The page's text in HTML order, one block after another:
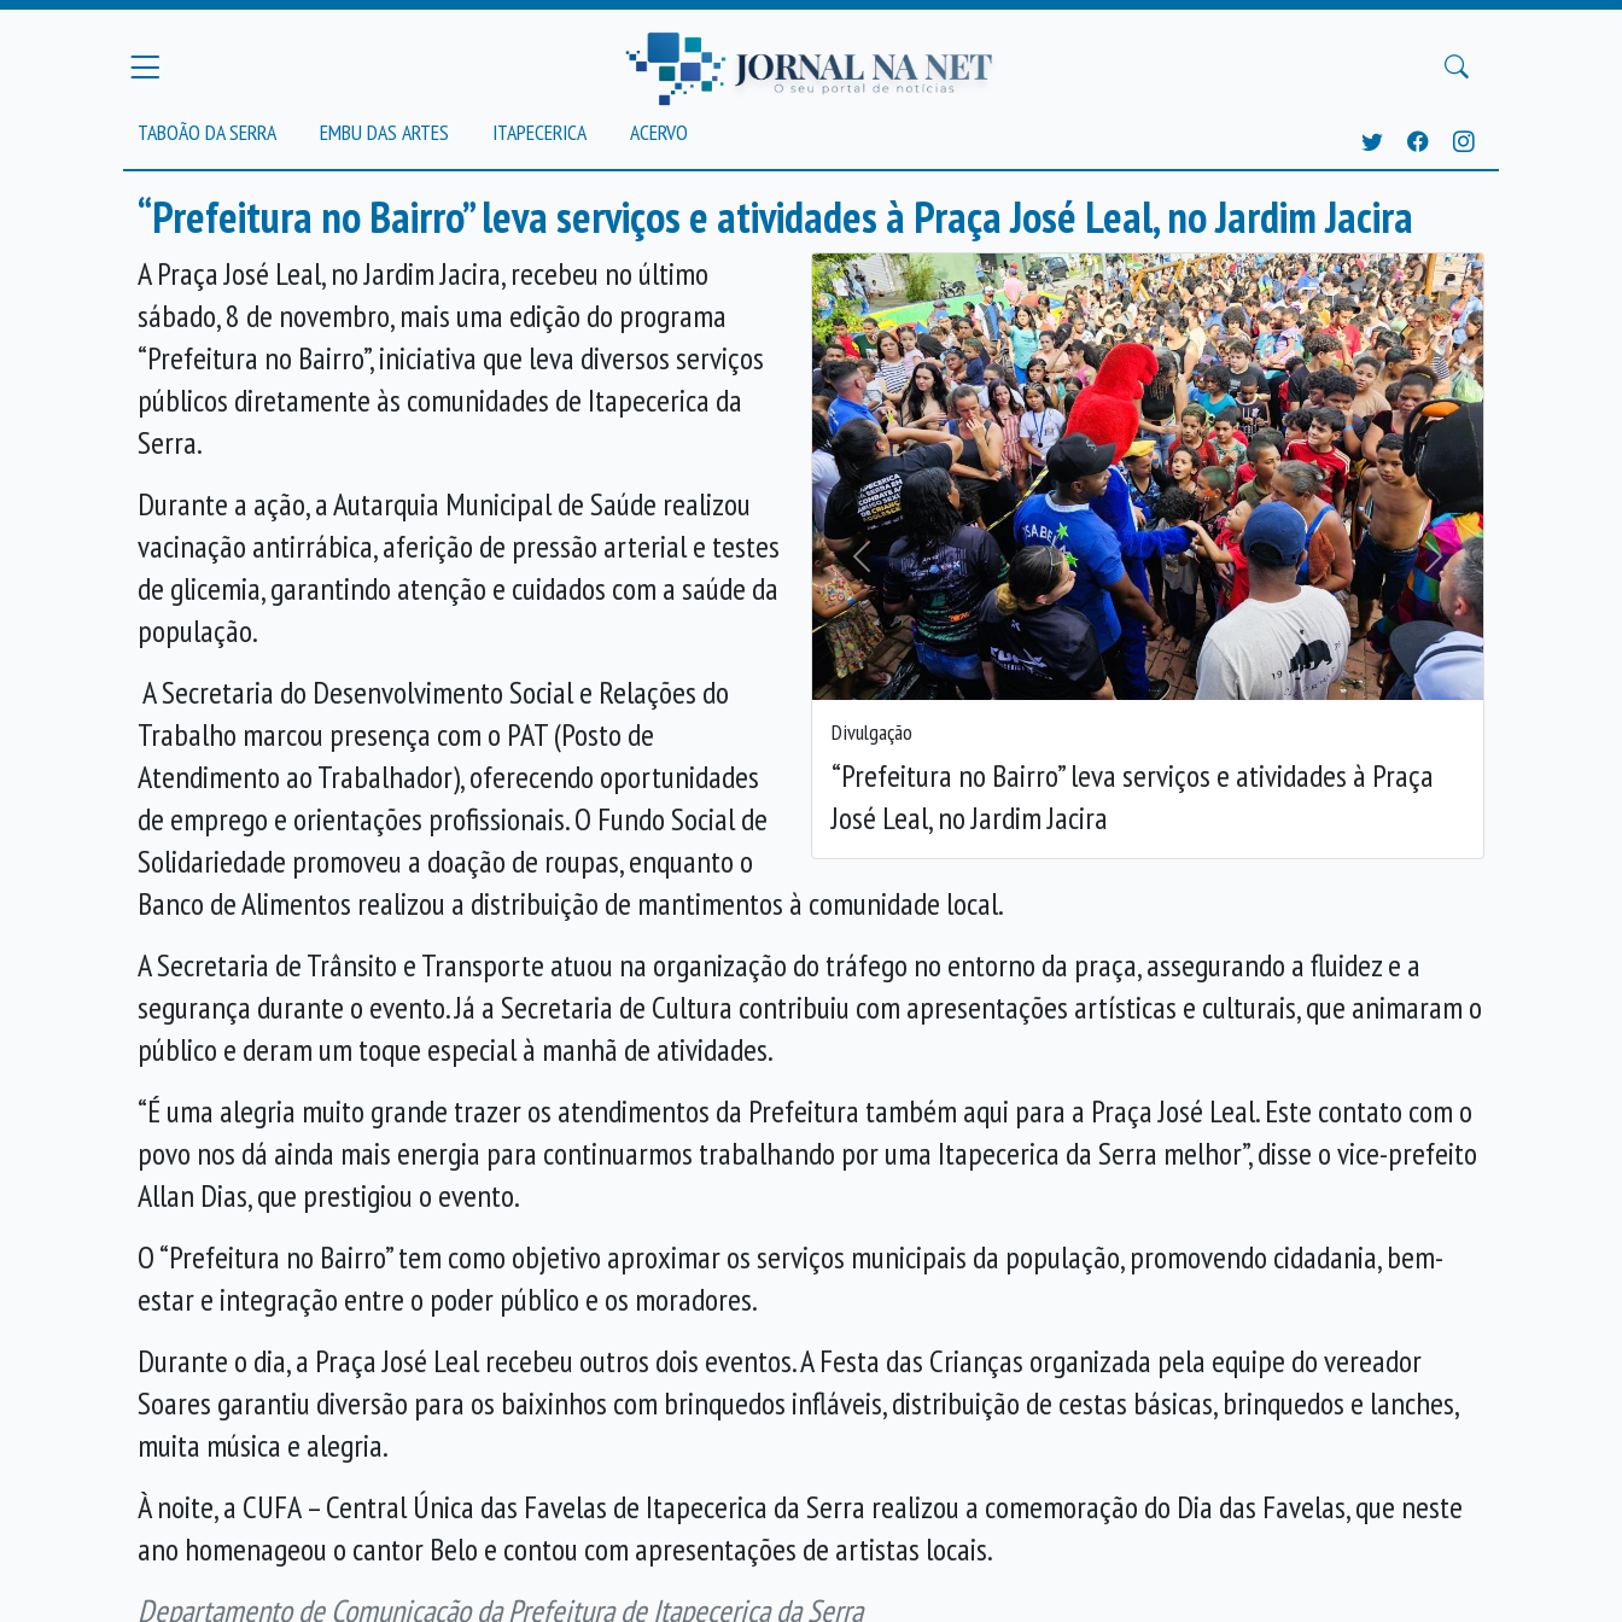
TABOÃO DA SERRA EMBU DAS ARTES ITAPECERICA ACERVO
“Prefeitura no Bairro” leva serviços e atividades à Praça José Leal, no Jardim Jacira
Divulgação
“Prefeitura no Bairro” leva serviços e atividades à Praça
José Leal, no Jardim Jacira
Anterior Próxima
A Praça José Leal, no Jardim Jacira, recebeu no último
sábado, 8 de novembro, mais uma edição do programa
“Prefeitura no Bairro”, iniciativa que leva diversos serviços
públicos diretamente às comunidades de Itapecerica da
Serra.
Durante a ação, a Autarquia Municipal de Saúde realizou
vacinação antirrábica, aferição de pressão arterial e testes
de glicemia, garantindo atenção e cuidados com a saúde da
população.
A Secretaria do Desenvolvimento Social e Relações do
Trabalho marcou presença com o PAT (Posto de
Atendimento ao Trabalhador), oferecendo oportunidades
de emprego e orientações profissionais. O Fundo Social de
Solidariedade promoveu a doação de roupas, enquanto o
Banco de Alimentos realizou a distribuição de mantimentos à comunidade local.
A Secretaria de Trânsito e Transporte atuou na organização do tráfego no entorno da praça, assegurando a fluidez e a
segurança durante o evento. Já a Secretaria de Cultura contribuiu com apresentações artísticas e culturais, que animaram o
público e deram um toque especial à manhã de atividades.
“É uma alegria muito grande trazer os atendimentos da Prefeitura também aqui para a Praça José Leal. Este contato com o
povo nos dá ainda mais energia para continuarmos trabalhando por uma Itapecerica da Serra melhor”, disse o vice-prefeito
Allan Dias, que prestigiou o evento.
O “Prefeitura no Bairro” tem como objetivo aproximar os serviços municipais da população, promovendo cidadania, bem-
estar e integração entre o poder público e os moradores.
Durante o dia, a Praça José Leal recebeu outros dois eventos. A Festa das Crianças organizada pela equipe do vereador
Soares garantiu diversão para os baixinhos com brinquedos infláveis, distribuição de cestas básicas, brinquedos e lanches,
muita música e alegria.
À noite, a CUFA – Central Única das Favelas de Itapecerica da Serra realizou a comemoração do Dia das Favelas, que neste
ano homenageou o cantor Belo e contou com apresentações de artistas locais.
Departamento de Comunicação da Prefeitura de Itapecerica da Serra